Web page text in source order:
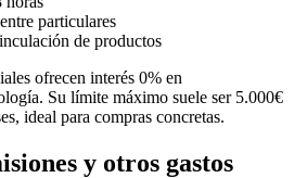
particulares
de productos
ofrecen interés 0% en
Su límite máximo suele ser 5.000€
ideal para compras concretas.
y otros gastos